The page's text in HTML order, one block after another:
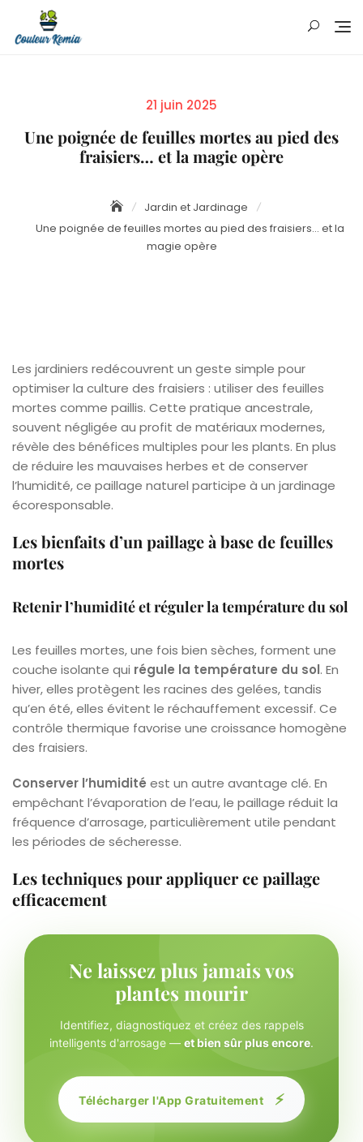
content
Posted
21 juin 2025
Une poignée de feuilles mortes au pied des
fraisiers… et la magie opère
Jardin et Jardinage
Une poignée de feuilles mortes au pied des fraisiers… et la
magie opère
Les jardiniers redécouvrent un geste simple pour
optimiser la culture des fraisiers : utiliser des feuilles
mortes comme paillis. Cette pratique ancestrale,
souvent négligée au profit de matériaux modernes,
révèle des bénéfices multiples pour les plants. En plus
de réduire les mauvaises herbes et de conserver
l’humidité, ce paillage naturel participe à un jardinage
écoresponsable.
Les bienfaits d’un paillage à base de feuilles
mortes
Retenir l’humidité et réguler la température du sol
Les feuilles mortes, une fois bien sèches, forment une
couche isolante qui régule la température du sol. En
hiver, elles protègent les racines des gelées, tandis
qu’en été, elles évitent le réchauffement excessif. Ce
contrôle thermique favorise une croissance homogène
des fraisiers.
Conserver l’humidité est un autre avantage clé. En
empêchant l’évaporation de l’eau, le paillage réduit la
fréquence d’arrosage, particulièrement utile pendant
les périodes de sécheresse.
Les techniques pour appliquer ce paillage
efficacement
Ne laissez plus jamais vos
plantes mourir
Identifiez, diagnostiquez et créez des rappels
intelligents d'arrosage — et bien sûr plus encore.
Télécharger l'App Gratuitement ⚡